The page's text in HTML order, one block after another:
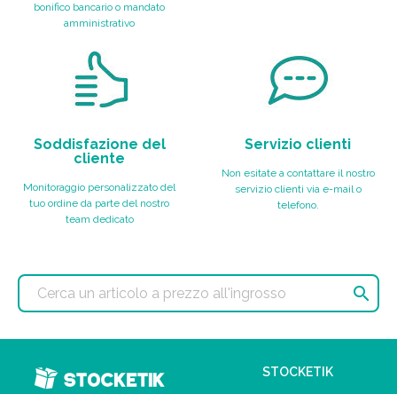
bonifico bancario o mandato
amministrativo
Soddisfazione del
cliente
Monitoraggio personalizzato del
tuo ordine da parte del nostro
team dedicato
Servizio clienti
Non esitate a contattare il nostro
servizio clienti via e-mail o
telefono.

STOCKETIK